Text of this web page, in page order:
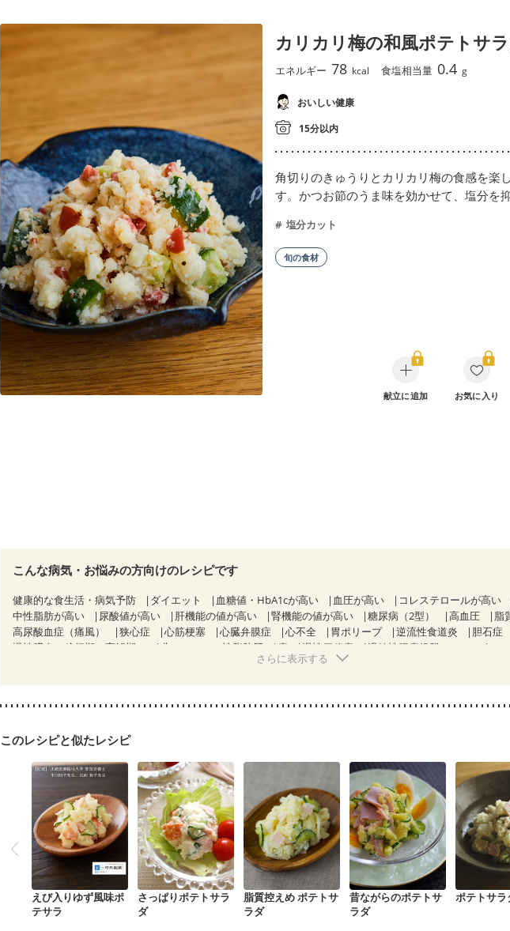
カリカリ梅の和風ポテトサ
エネルギー 78 kcal 食塩相当量 0.4 g
おいしい健康
15分以内
角切りのきゅうりとカリカリ梅の食感を楽
す。かつお節のうま味を効かせて、塩分を抑
塩分カット
旬の食材
献立に追加 お気に入り
こんな病気・お悩みの方向けのレシピです
健康的な食生活・病気予防 ダイエット 血糖値・HbA1cが高い 血圧が高い
コレステロールが高い
中性脂肪が高い
尿酸値が高い 肝機能の値が高い 腎機能の値が高い 糖尿病（2型） 高血圧
脂
高尿酸血症（痛風）
狭心症 心筋梗塞 心臓弁膜症 心不全 胃ポリープ 逆流性食道炎
胆石症
慢性膵炎（移行期・寛解期）
非アルコール性脂肪肝 痔 慢性便秘症
過敏性腸症候群（IBS）
糖尿病性腎症（第２期）
妊娠中(初期)
妊婦健診・体重増加が気になる（初期）
妊婦健診・血圧が気になる（初期）
産後（ミルク）
骨折
さらに表示する
このレシピと似たレシピ
えび入りゆず風味ポ
テサラ
さっぱりポテトサラ
ダ
脂質控えめ ポテトサ
ラダ
昔ながらのポテトサ
ラダ
ポテトサラ